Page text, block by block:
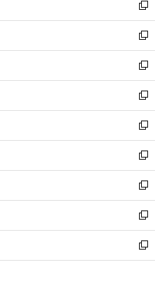
ィ
ン
ド
ウ
で
開
く
い
ウ
ィ
ン
ド
ウ
で
開
く
新
し
い
ウ
ィ
ン
ド
ウ
で
開
く
新
し
い
ウ
ィ
ン
ド
ウ
で
開
く
新
し
い
ウ
ィ
ン
ド
ウ
で
開
く
新
し
い
ウ
ィ
ン
ド
ウ
で
開
く
新
し
い
ウ
ィ
ン
ド
ウ
で
開
新
し
い
ウ
ィ
ン
ド
ウ
新
し
い
ウ
ィ
ン
新
し
い
ウ
新
し